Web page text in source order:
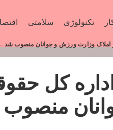
تکنولوژی سلامتی
وزارت ورزش و جوانان منصوب شد –
کل
منصوب